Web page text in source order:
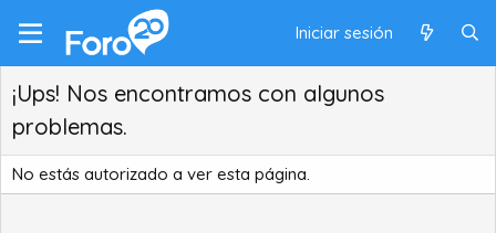
Iniciar sesión
¡Ups! Nos encontramos con algunos
problemas.
No estás autorizado a ver esta página.